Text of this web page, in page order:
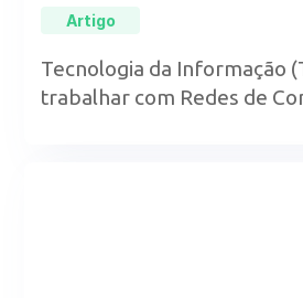
Artigo
Tecnologia da Informação
trabalhar com Redes de